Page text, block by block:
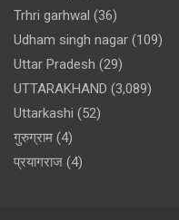
Trhri garhwal (36)
Udham singh nagar (109)
Uttar Pradesh (29)
UTTARAKHAND (3,089)
Uttarkashi (52)
गुरुग्राम (4)
प्रयागराज (4)